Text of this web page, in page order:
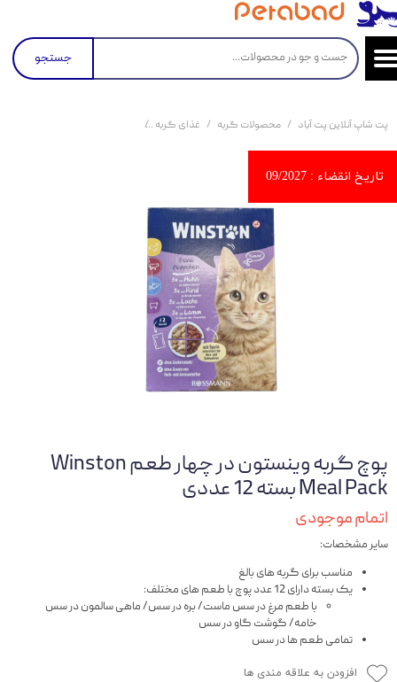
جستجو
پت شاپ آنلاین پت آباد محصولات گربه غذای گربه
پوچ گربه وینستون در چهار طعم Winston
Meal Pack بسته 12 عددی
اتمام موجودی
سایر مشخصات:
مناسب برای گربه های بالغ
یک بسته دارای 12 عدد پوچ با طعم های مختلف:
با طعم مرغ در سس ماست/ بره در سس/ ماهی سالمون در سس
خامه/ گوشت گاو در سس
تمامی طعم ها در سس
افزودن به علاقه مندی ها